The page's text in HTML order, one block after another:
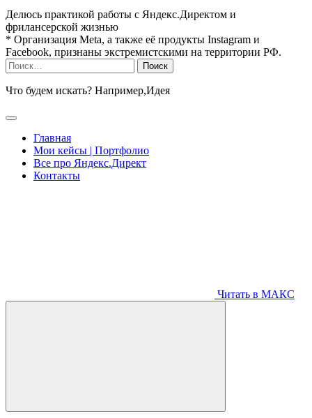
Делюсь практикой работы с Яндекс.Директом и
фрилансерской жизнью
* Организация Meta, а также её продукты Instagram и
Facebook, признаны экстремистскими на территории РФ.
Найти:
Что будем искать? Например,Идея
Главная
Мои кейсы | Портфолио
Все про Яндекс.Директ
Контакты
Читать в МАКС